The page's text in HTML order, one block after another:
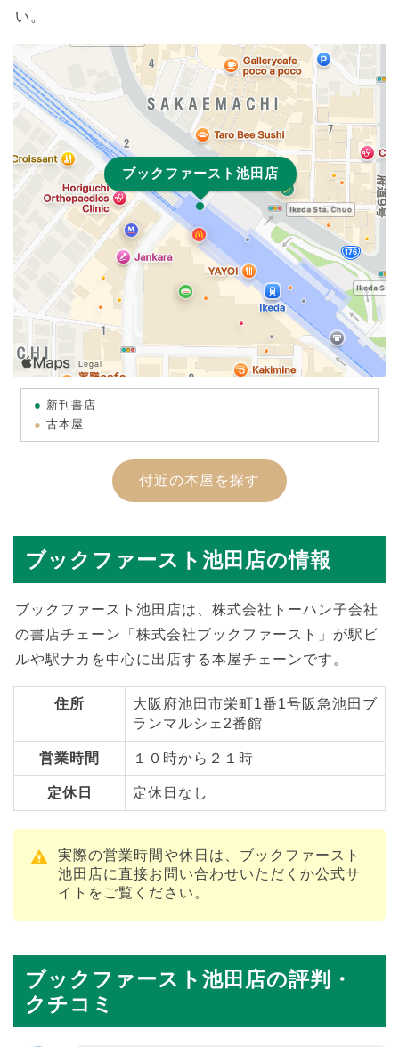
い。
ブックファースト池田店
新刊書店
古本屋
付近の本屋を探す
ブックファースト池田店の情報
ブックファースト池田店は、株式会社トーハン子会社
の書店チェーン「株式会社ブックファースト」が駅ビ
ルや駅ナカを中心に出店する本屋チェーンです。
住所
大阪府池田市栄町1番1号阪急池田ブ
ランマルシェ2番館
営業時間 １０時から２１時
定休日 定休日なし
実際の営業時間や休日は、ブックファースト
池田店に直接お問い合わせいただくか公式サ
イトをご覧ください。
ブックファースト池田店の評判・
クチコミ